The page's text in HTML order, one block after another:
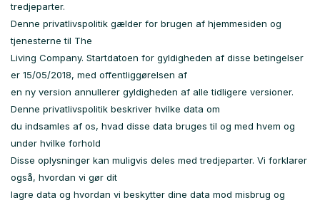
tredjeparter.
Denne privatlivspolitik gælder for brugen af ​​hjemmesiden og
tjenesterne til The
Living Company. Startdatoen for gyldigheden af ​​disse betingelser
er 15/05/2018, med offentliggørelsen af
en ny version annullerer gyldigheden af ​​alle tidligere versioner.
Denne privatlivspolitik beskriver hvilke data om
du indsamles af os, hvad disse data bruges til og med hvem og
under hvilke forhold
Disse oplysninger kan muligvis deles med tredjeparter. Vi forklarer
også, hvordan vi gør dit
lagre data og hvordan vi beskytter dine data mod misbrug og